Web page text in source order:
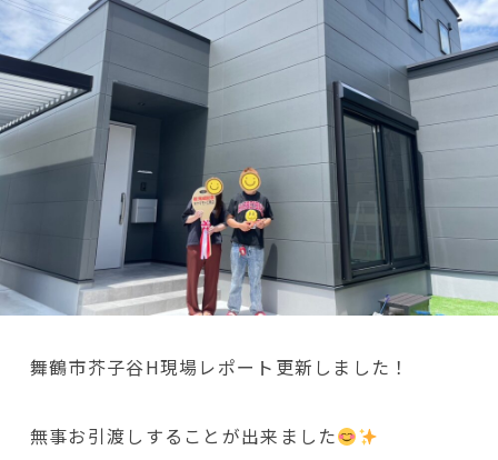
舞鶴市芥子谷H現場レポート更新しました！
無事お引渡しすることが出来ました